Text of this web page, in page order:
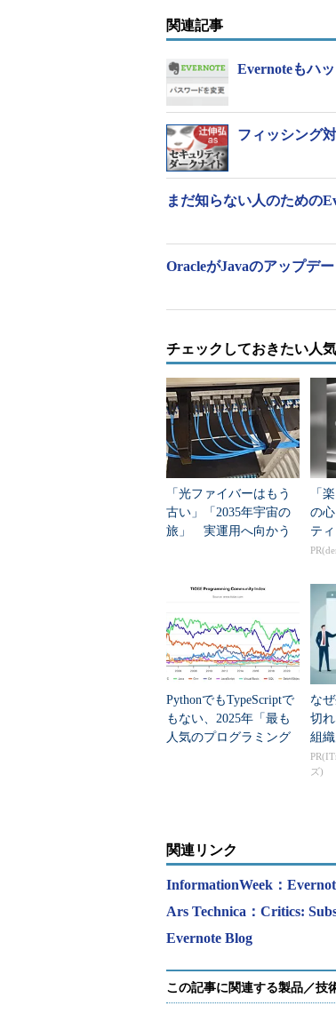
クラックも、ほかのアル
で同じパスワードを使い
パスワードを悪用するま
関連記事
Evernoteもハ
フィッシング
まだ知らない人のための
OracleがJavaのアップデ
チェックしておきたい人
「光ファイバーはもう
古い」「2035年宇宙の
旅」 実運用へ向かう
「
の
テ
PythonでもTypeScriptで
もない、2025年「最も
人気のプログラミング
な
切
組
ズ)
関連リンク
InformationWeek：
Ars Technica：Critics:
Evernote Blog